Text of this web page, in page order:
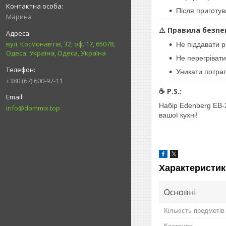
Марина
вул. Космонавтів, 32, оф. 17, 65078,
Одеса, Україна, Одеса, Україна
+380 (67) 600-97-11
info@dommix.top
Після
⚠ Правила
Не піддавати
Не
Уникати
☕ P.S.:
Набір Edenberg
вашої кухні!
Основні
Кількість